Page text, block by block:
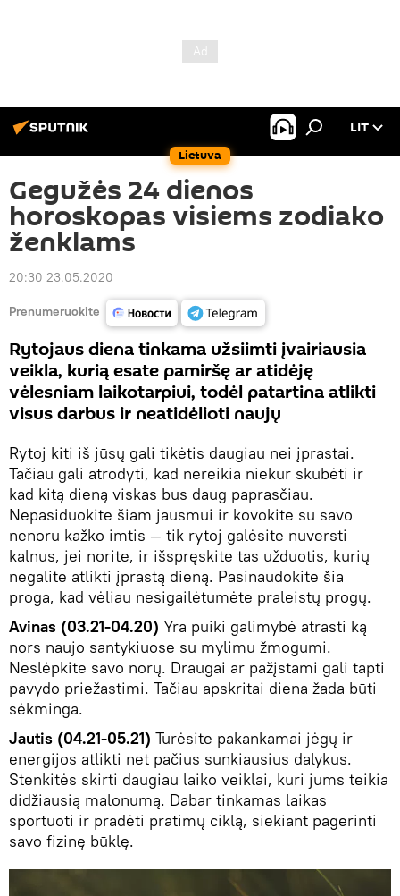
Lietuva
LIT
Gegužės 24 dienos
horoskopas visiems zodiako
ženklams
20:30 23.05.2020
Prenumeruokite
Rytojaus diena tinkama užsiimti įvairiausia
veikla, kurią esate pamiršę ar atidėję
vėlesniam laikotarpiui, todėl patartina atlikti
visus darbus ir neatidėlioti naujų
Rytoj kiti iš jūsų gali tikėtis daugiau nei įprastai.
Tačiau gali atrodyti, kad nereikia niekur skubėti ir
kad kitą dieną viskas bus daug paprasčiau.
Nepasiduokite šiam jausmui ir kovokite su savo
nenoru kažko imtis — tik rytoj galėsite nuversti
kalnus, jei norite, ir išspręskite tas užduotis, kurių
negalite atlikti įprastą dieną. Pasinaudokite šia
proga, kad vėliau nesigailėtumėte praleistų progų.
Avinas (03.21-04.20) Yra puiki galimybė atrasti ką
nors naujo santykiuose su mylimu žmogumi.
Neslėpkite savo norų. Draugai ar pažįstami gali tapti
pavydo priežastimi. Tačiau apskritai diena žada būti
sėkminga.
Jautis (04.21-05.21) Turėsite pakankamai jėgų ir
energijos atlikti net pačius sunkiausius dalykus.
Stenkitės skirti daugiau laiko veiklai, kuri jums teikia
didžiausią malonumą. Dabar tinkamas laikas
sportuoti ir pradėti pratimų ciklą, siekiant pagerinti
savo fizinę būklę.